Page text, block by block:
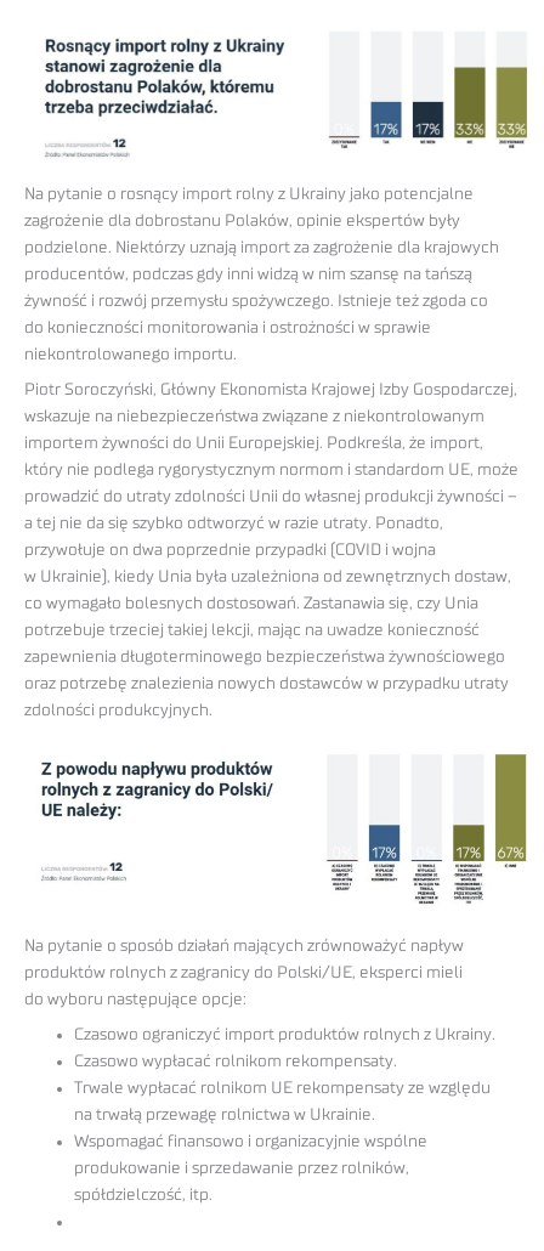
Na pytanie o rosnący import rolny z Ukrainy jako potencjalne
zagrożenie dla dobrostanu Polaków, opinie ekspertów były
podzielone. Niektórzy uznają import za zagrożenie dla krajowych
producentów, podczas gdy inni widzą w nim szansę na tańszą
żywność i rozwój przemysłu spożywczego. Istnieje też zgoda co
do konieczności monitorowania i ostrożności w sprawie
niekontrolowanego importu.
Piotr Soroczyński, Główny Ekonomista Krajowej Izby Gospodarczej,
wskazuje na niebezpieczeństwa związane z niekontrolowanym
importem żywności do Unii Europejskiej. Podkreśla, że import,
który nie podlega rygorystycznym normom i standardom UE, może
prowadzić do utraty zdolności Unii do własnej produkcji żywności –
a tej nie da się szybko odtworzyć w razie utraty. Ponadto,
przywołuje on dwa poprzednie przypadki (COVID i wojna
w Ukrainie), kiedy Unia była uzależniona od zewnętrznych dostaw,
co wymagało bolesnych dostosowań. Zastanawia się, czy Unia
potrzebuje trzeciej takiej lekcji, mając na uwadze konieczność
zapewnienia długoterminowego bezpieczeństwa żywnościowego
oraz potrzebę znalezienia nowych dostawców w przypadku utraty
zdolności produkcyjnych.
Na pytanie o sposób działań mających zrównoważyć napływ
produktów rolnych z zagranicy do Polski/UE, eksperci mieli
do wyboru następujące opcje:
Czasowo ograniczyć import produktów rolnych z Ukrainy.
Czasowo wypłacać rolnikom rekompensaty.
Trwale wypłacać rolnikom UE rekompensaty ze względu
na trwałą przewagę rolnictwa w Ukrainie.
Wspomagać finansowo i organizacyjnie wspólne
produkowanie i sprzedawanie przez rolników,
spółdzielczość, itp.